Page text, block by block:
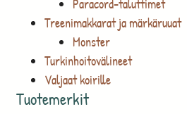
Paracord-taluttimet
Treenimakkarat ja märkäruuat
Monster
Turkinhoitovälineet
Valjaat koirille
Tuotemerkit